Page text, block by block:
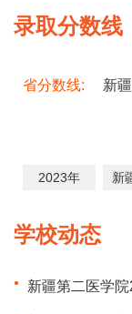
录取分数线
省分数线: 新
2023年 新
学校动态
新疆第二医学